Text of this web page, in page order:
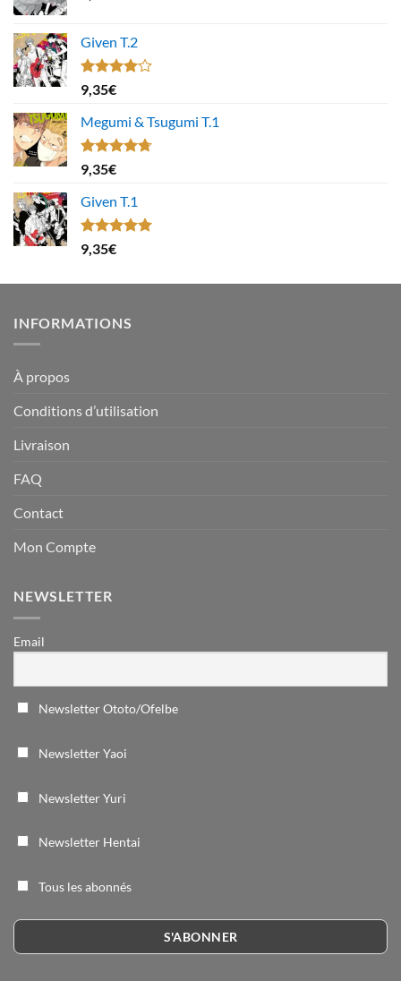
Given T.2
Note
4.00
5
9,35€
Megumi & Tsugumi T.1
Note4.67
sur 5
9,35€
Given T.1
Note5.00
sur 5
9,35€
INFORMATIONS
À propos
Conditions d’utilisation
Livraison
FAQ
Contact
Mon Compte
NEWSLETTER
Email
Newsletter Ototo/Ofelbe
Newsletter Yaoi
Newsletter Yuri
Newsletter Hentai
Tous les abonnés